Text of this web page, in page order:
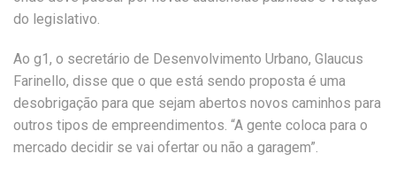
do legislativo.
Ao g1, o secretário de Desenvolvimento Urbano, Glaucus
Farinello, disse que o que está sendo proposta é uma
desobrigação para que sejam abertos novos caminhos para
outros tipos de empreendimentos. “A gente coloca para o
mercado decidir se vai ofertar ou não a garagem”.